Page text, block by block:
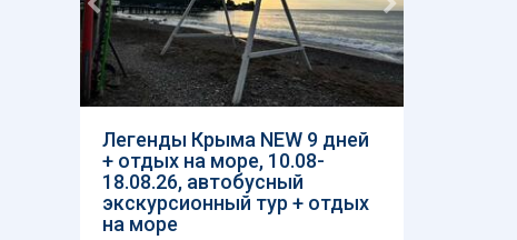
Легенды Крыма NEW 9 дней
+ отдых на море, 10.08-
18.08.26, автобусный
экскурсионный тур + отдых
на море